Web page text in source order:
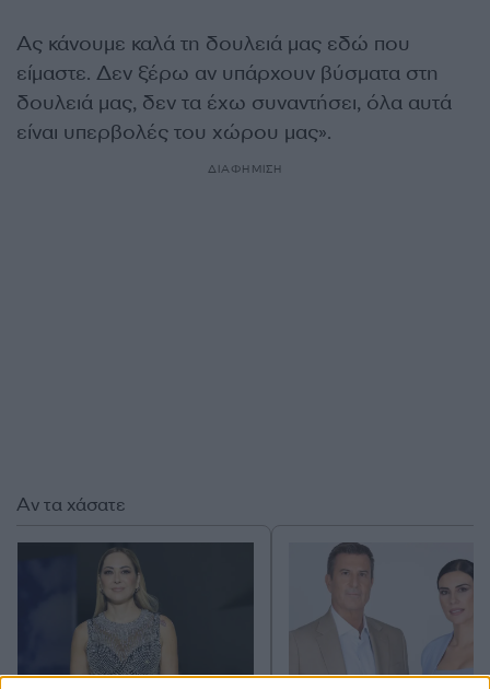
Ας κάνουμε καλά τη δουλειά μας εδώ που
είμαστε. Δεν ξέρω αν υπάρχουν βύσματα στη
δουλειά μας, δεν τα έχω συναντήσει, όλα αυτά
είναι υπερβολές του χώρου μας».
ΔΙΑΦΗΜΙΣΗ
Αν τα χάσατε